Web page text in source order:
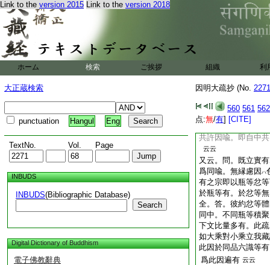
Link to the version 2015 Link to the version 2018
ホーム 検索 ご挨拶 組織 利
大正蔵検索
punctuation Hangul Eng
TextNo. Vol. Page
INBUDS
INBUDS(Bibliographic Database)
Search
Digital Dictionary of Buddhism
電子佛教辭典
因明大疏抄 (No.
560 561 562
点:無/有] [CITE]
亦唯自許有無常聲
常但諍有法之上別
比。彼宗命根別有
是實有。不是有法
是共量。何須言我
有。然他方佛色他
比。彼之命根義亦
如勝論立我實有。
宗因喩皆是自許。
雖是自。因喩是共
有自他共。前勝論
共許因喩。即自中
云云
又云。問。既立實
爲同喩。無縁慮因 ハ
有之宗即以瓶等忿
於瓶等有。於忿等
全。答。彼約忿等
同中。不同瓶等積
下文比量多有。此
如大乘對小乘立我
此因於同品六識等
爲此因遍有 云云